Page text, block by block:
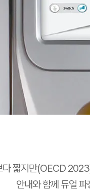
짧지만(OECD
안내와 함께 듀얼